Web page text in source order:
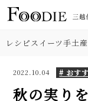
レシピスイーツ手土
2022.10.04 # おす
秋の実り